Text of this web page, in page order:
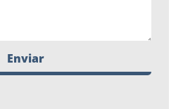
Enviar